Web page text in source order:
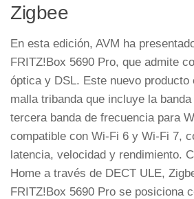
Zigbee
En esta edición, AVM ha
FRITZ!Box 5690 Pro, que admite
óptica y DSL. Este nuevo producto
malla tribanda que incluye la
tercera banda de frecuencia para
compatible con Wi-Fi 6 y Wi-Fi 7,
latencia, velocidad y rendimiento.
Home a través de DECT ULE,
FRITZ!Box 5690 Pro se posiciona